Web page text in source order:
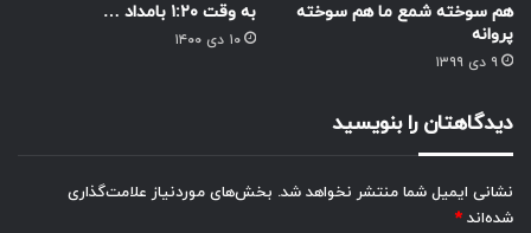
هم سوخته شمع ما هم سوخته
پروانه
۹ دی ۱۳۹۹
به وقت ۱:۲۰ بامداد …
۱۰ دی ۱۴۰۰
دیدگاهتان را بنویسید
نشانی ایمیل شما منتشر نخواهد شد. بخش‌های موردنیاز علامت‌گذاری
شده‌اند *